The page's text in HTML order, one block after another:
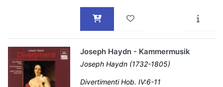
Joseph Haydn - Kammermusik
Joseph Haydn (1732-1805)
Divertimenti Hob. IV:6-11